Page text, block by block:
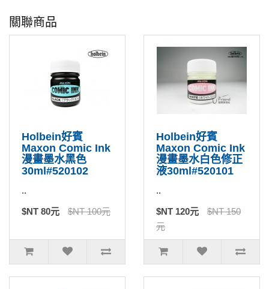
關聯商品
Holbein好賓
Maxon Comic Ink
漫畫墨水黑色
30ml#520102
..
$NT 80元 $NT 100元
Holbein好賓
Maxon Comic Ink
漫畫墨水白色修正
液30ml#520101
..
$NT 120元
$NT 150
元